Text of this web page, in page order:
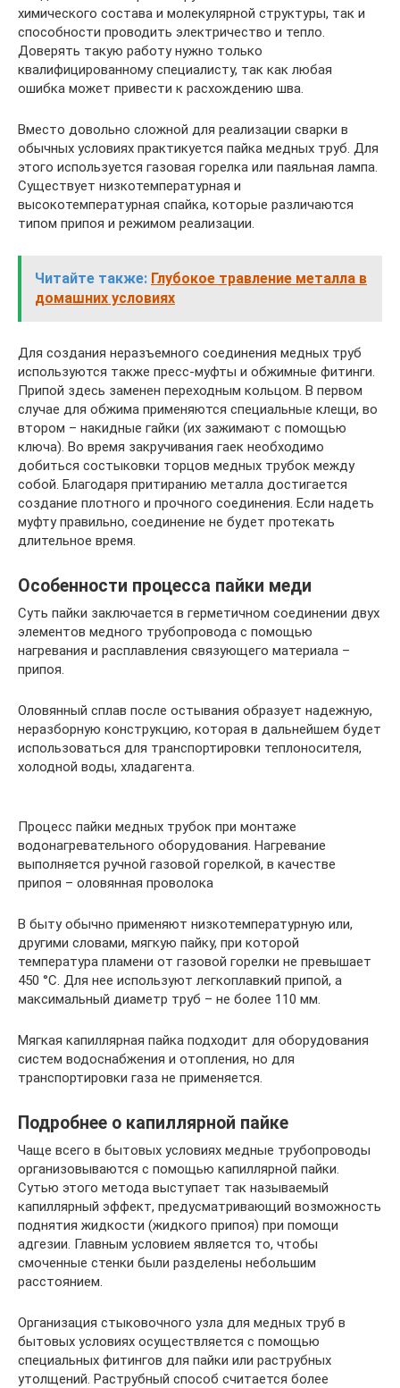
химического состава и молекулярной структуры, так и
способности проводить электричество и тепло.
Доверять такую работу нужно только
квалифицированному специалисту, так как любая
ошибка может привести к расхождению шва.
Вместо довольно сложной для реализации сварки в
обычных условиях практикуется пайка медных труб. Для
этого используется газовая горелка или паяльная лампа.
Существует низкотемпературная и
высокотемпературная спайка, которые различаются
типом припоя и режимом реализации.
Читайте также: Глубокое травление металла в
домашних условиях
Для создания неразъемного соединения медных труб
используются также пресс-муфты и обжимные фитинги.
Припой здесь заменен переходным кольцом. В первом
случае для обжима применяются специальные клещи, во
втором – накидные гайки (их зажимают с помощью
ключа). Во время закручивания гаек необходимо
добиться состыковки торцов медных трубок между
собой. Благодаря притиранию металла достигается
создание плотного и прочного соединения. Если надеть
муфту правильно, соединение не будет протекать
длительное время.
Особенности процесса пайки меди
Суть пайки заключается в герметичном соединении двух
элементов медного трубопровода с помощью
нагревания и расплавления связующего материала –
припоя.
Оловянный сплав после остывания образует надежную,
неразборную конструкцию, которая в дальнейшем будет
использоваться для транспортировки теплоносителя,
холодной воды, хладагента.
Процесс пайки медных трубок при монтаже
водонагревательного оборудования. Нагревание
выполняется ручной газовой горелкой, в качестве
припоя – оловянная проволока
В быту обычно применяют низкотемпературную или,
другими словами, мягкую пайку, при которой
температура пламени от газовой горелки не превышает
450 °С. Для нее используют легкоплавкий припой, а
максимальный диаметр труб – не более 110 мм.
Мягкая капиллярная пайка подходит для оборудования
систем водоснабжения и отопления, но для
транспортировки газа не применяется.
Подробнее о капиллярной пайке
Чаще всего в бытовых условиях медные трубопроводы
организовываются с помощью капиллярной пайки.
Сутью этого метода выступает так называемый
капиллярный эффект, предусматривающий возможность
поднятия жидкости (жидкого припоя) при помощи
адгезии. Главным условием является то, чтобы
смоченные стенки были разделены небольшим
расстоянием.
Организация стыковочного узла для медных труб в
бытовых условиях осуществляется с помощью
специальных фитингов для пайки или раструбных
утолщений. Раструбный способ считается более